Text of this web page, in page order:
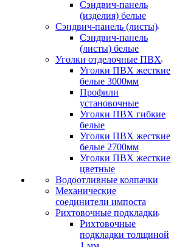
Сэндвич-панель
(изделия) белые
Сэндвич-панель (листы)
Сэндвич-панель
(листы) белые
Уголки отделочные ПВХ
Уголки ПВХ жесткие
белые 3000мм
Профили
установочные
Уголки ПВХ гибкие
белые
Уголки ПВХ жесткие
белые 2700мм
Уголки ПВХ жесткие
цветные
Водоотливные колпачки
Механические
соединители импоста
Рихтовочные подкладки
Рихтовочные
подкладки толщиной